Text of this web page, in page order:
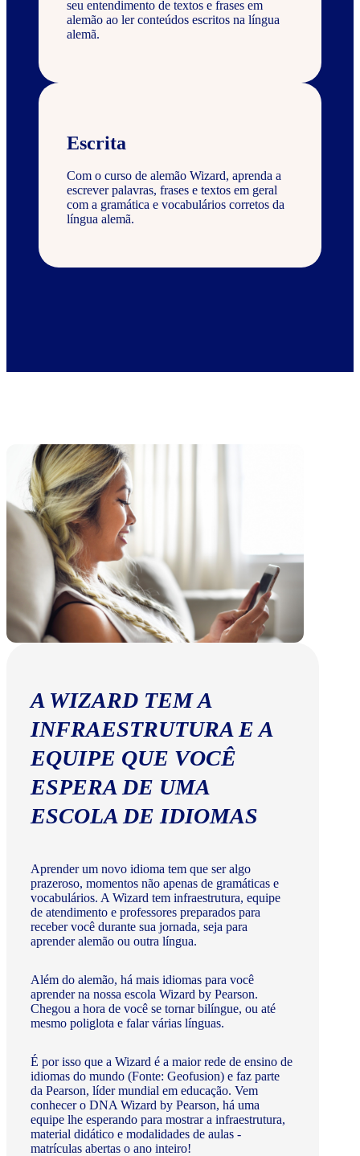
seu entendimento de textos e frases em
alemão ao ler conteúdos escritos na língua
alemã.
Escrita
Com o curso de alemão Wizard, aprenda a
escrever palavras, frases e textos em geral
com a gramática e vocabulários corretos da
língua alemã.
A WIZARD TEM A
INFRAESTRUTURA E A
EQUIPE QUE VOCÊ
ESPERA DE UMA
ESCOLA DE IDIOMAS
Aprender um novo idioma tem que ser algo
prazeroso, momentos não apenas de gramáticas e
vocabulários. A Wizard tem infraestrutura, equipe
de atendimento e professores preparados para
receber você durante sua jornada, seja para
aprender alemão ou outra língua.
Além do alemão, há mais idiomas para você
aprender na nossa escola Wizard by Pearson.
Chegou a hora de você se tornar bilíngue, ou até
mesmo poliglota e falar várias línguas.
É por isso que a Wizard é a maior rede de ensino de
idiomas do mundo (Fonte: Geofusion) e faz parte
da Pearson, líder mundial em educação. Vem
conhecer o DNA Wizard by Pearson, há uma
equipe lhe esperando para mostrar a infraestrutura,
material didático e modalidades de aulas -
matrículas abertas o ano inteiro!